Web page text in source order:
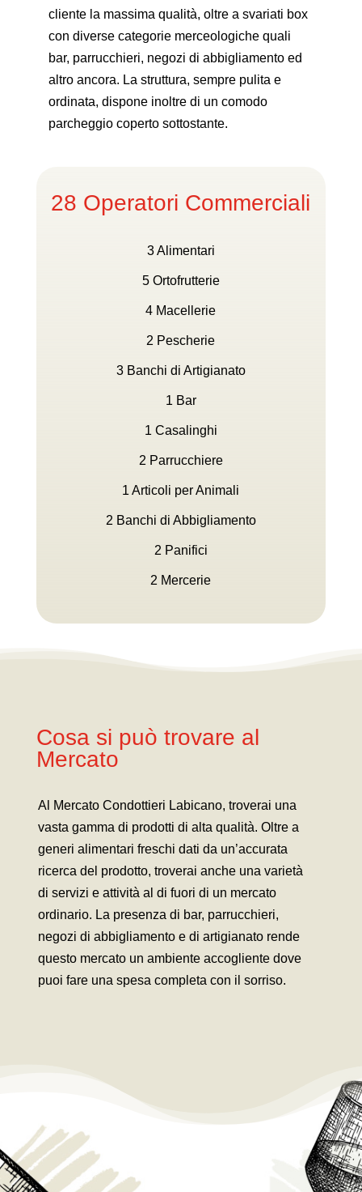
cliente la massima qualità, oltre a svariati box
con diverse categorie merceologiche quali
bar, parrucchieri, negozi di abbigliamento ed
altro ancora. La struttura, sempre pulita e
ordinata, dispone inoltre di un comodo
parcheggio coperto sottostante.
28 Operatori Commerciali
3 Alimentari
5 Ortofrutterie
4 Macellerie
2 Pescherie
3 Banchi di Artigianato
1 Bar
1 Casalinghi
2 Parrucchiere
1 Articoli per Animali
2 Banchi di Abbigliamento
2 Panifici
2 Mercerie
Cosa si può trovare al
Mercato
Al Mercato Condottieri Labicano, troverai una
vasta gamma di prodotti di alta qualità. Oltre a
generi alimentari freschi dati da un’accurata
ricerca del prodotto, troverai anche una varietà
di servizi e attività al di fuori di un mercato
ordinario. La presenza di bar, parrucchieri,
negozi di abbigliamento e di artigianato rende
questo mercato un ambiente accogliente dove
puoi fare una spesa completa con il sorriso.